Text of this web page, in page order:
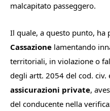
malcapitato passeggero.
Il quale, a questo punto, ha
Cassazione lamentando
territoriali, in violazione o
degli artt. 2054 del cod. civ.
assicurazioni private,
del conducente nella